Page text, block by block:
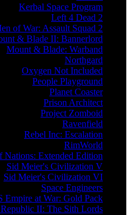
Kerbal Space Program
Left 4 Dead 2
of War: Assault Squad 2
& Blade II: Bannerlord
Mount & Blade: Warband
Northgard
Oxygen Not Included
People Playground
Planet Coaster
Prison Architect
Project Zomboid
Ravenfield
Rebel Inc: Escalation
RimWorld
Nations: Extended Edition
Sid Meier's Civilization V
Sid Meier's Civilization VI
Space Engineers
Empire at War: Gold Pack
II: The Sith Lords